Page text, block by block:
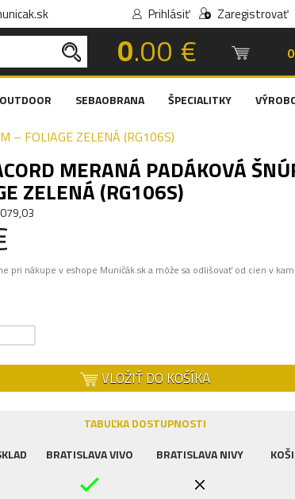
Prihlásiť Zaregistrovať
0.00 €
OUTDOOR SEBAOBRANA ŠPECIALITKY
– FOLIAGE ZELENÁ (RG106S)
MERANÁ PADÁKOVÁ
ZELENÁ (RG106S)
pri nákupe v eshope Muničák.sk a môže sa odlišovať od cien v
VLOŽIŤ DO KOŠÍKA
TABUĽKA DOSTUPNOSTI
BRATISLAVA VIVO BRATISLAVA NIVY